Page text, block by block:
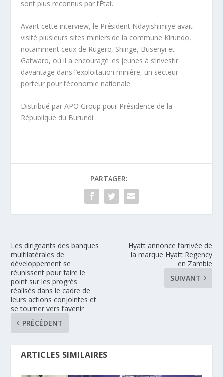
sont plus reconnus par l’État.
Avant cette interview, le Président Ndayishimiye avait
visité plusieurs sites miniers de la commune Kirundo,
notamment ceux de Rugero, Shinge, Busenyi et
Gatwaro, où il a encouragé les jeunes à s’investir
davantage dans l’exploitation minière, un secteur
porteur pour l’économie nationale.
Distribué par APO Group pour Présidence de la
République du Burundi.
PARTAGER:
Les dirigeants des banques
multilatérales de
développement se
réunissent pour faire le
point sur les progrès
réalisés dans le cadre de
leurs actions conjointes et
se tourner vers l’avenir
PRÉCÉDENT
Hyatt annonce l’arrivée de
la marque Hyatt Regency
en Zambie
SUIVANT
ARTICLES SIMILAIRES